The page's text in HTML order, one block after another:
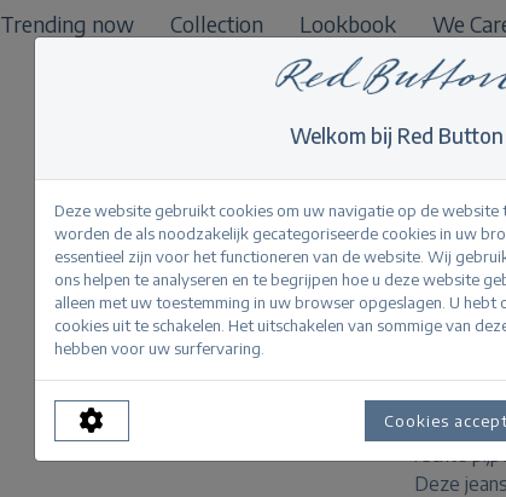
Trending now Collection Lookbook We
B2B
Kim
De Kim
rechte
Deze
Welkom bij Red Button
Deze website gebruikt cookies om uw navigatie op de website
worden de als noodzakelijk gecategoriseerde cookies in uw
essentieel zijn voor het functioneren van de website. Wij
ons helpen te analyseren en te begrijpen hoe u deze website
alleen met uw toestemming in uw browser opgeslagen. U hebt
cookies uit te schakelen. Het uitschakelen van sommige van
hebben voor uw surfervaring.
Cookies